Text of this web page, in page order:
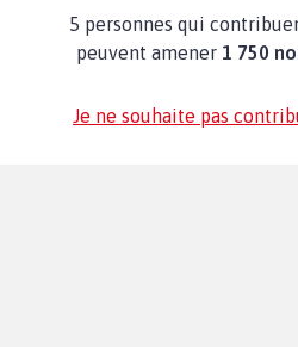
5 personnes qui
peuvent amener 1 750
Je ne souhaite pas